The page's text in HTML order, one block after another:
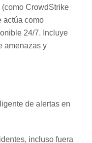
CrowdStrike
actúa como
24/7. Incluye
amenazas y
de alertas en
incluso fuera